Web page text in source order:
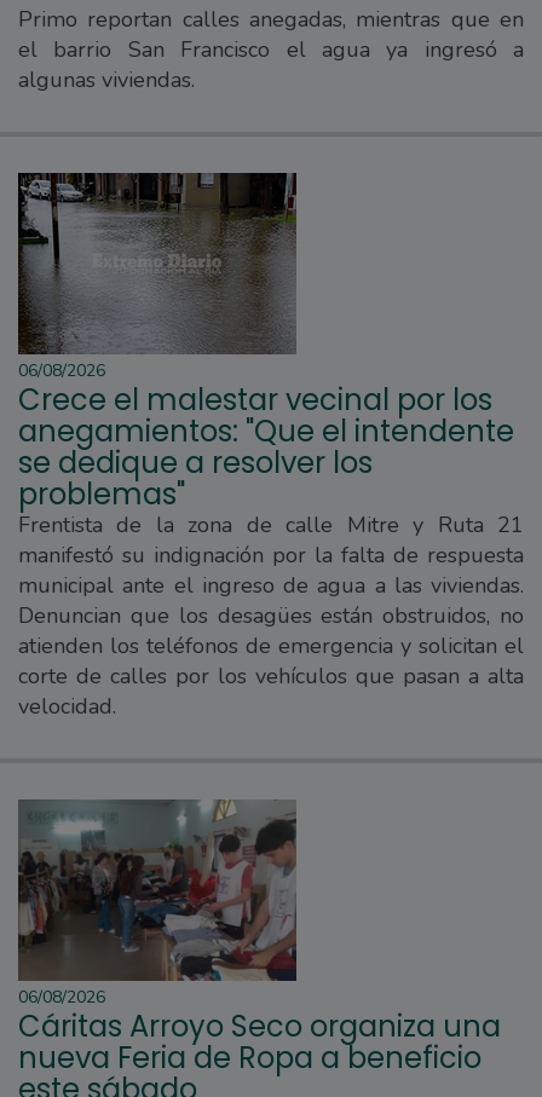
Primo reportan calles anegadas, mientras que en
el barrio San Francisco el agua ya ingresó a
algunas viviendas.
06/08/2026
Crece el malestar vecinal por los
anegamientos: "Que el intendente
se dedique a resolver los
problemas"
Frentista de la zona de calle Mitre y Ruta 21
manifestó su indignación por la falta de respuesta
municipal ante el ingreso de agua a las viviendas.
Denuncian que los desagües están obstruidos, no
atienden los teléfonos de emergencia y solicitan el
corte de calles por los vehículos que pasan a alta
velocidad.
06/08/2026
Cáritas Arroyo Seco organiza una
nueva Feria de Ropa a beneficio
este sábado